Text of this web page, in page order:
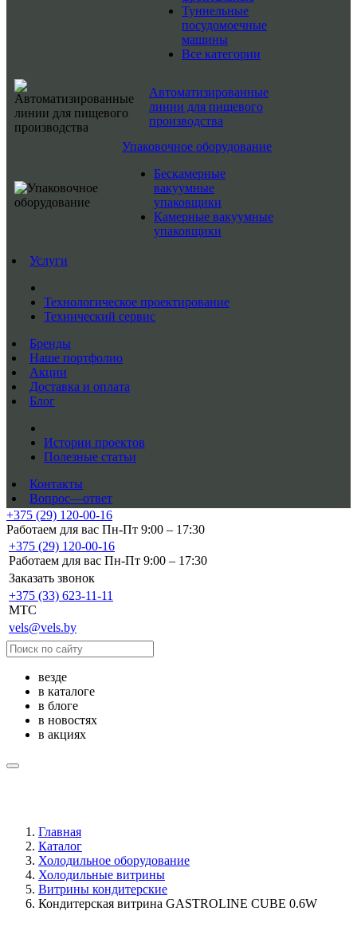
Туннельные
посудомоечные
машины
Все категории
Автоматизированные
линии для пищевого
производства
Упаковочное оборудование
Бескамерные
вакуумные
упаковщики
Камерные вакуумные
упаковщики
Услуги
Технологическое проектирование
Технический сервис
Бренды
Наше портфолио
Акции
Доставка и оплата
Блог
Истории проектов
Полезные статьи
Контакты
Вопрос—ответ
+375 (29) 120-00-16
Работаем для вас Пн-Пт 9:00 – 17:30
+375 (29) 120-00-16
Работаем для вас Пн-Пт 9:00 – 17:30
Заказать звонок
+375 (33) 623-11-11
MTC
vels@vels.by
везде
в каталоге
в блоге
в новостях
в акциях
Главная
Каталог
Холодильное оборудование
Холодильные витрины
Витрины кондитерские
Кондитерская витрина GASTROLINE CUBE 0.6W